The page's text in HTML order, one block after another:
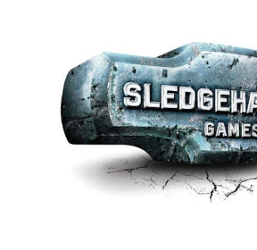
APŽVALGOS
ŽAIDIMAI